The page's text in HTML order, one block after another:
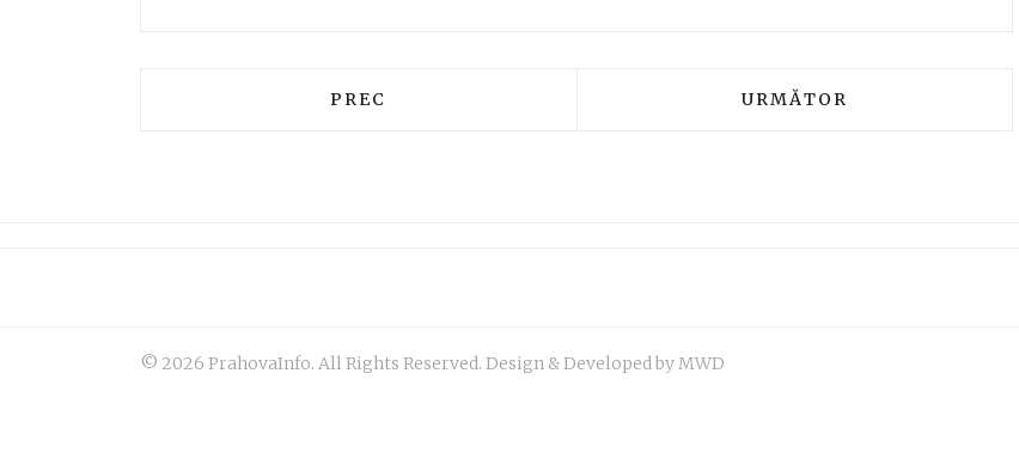
ARTICOL PRECEDENT: HIDRO PRAHOVA A SEMNAT UN
PREC ARTICOLUL URMĂTOR:
URMĂTOR
© 2026 PrahovaInfo. All Rights Reserved. Design & Developed by MWD